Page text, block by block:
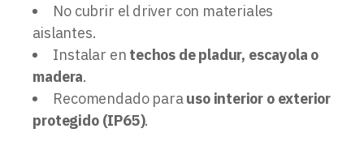
No cubrir el driver con materiales
aislantes.
Instalar en techos de pladur, escayola o
madera.
Recomendado parauso interior o exterior
protegido (IP65).